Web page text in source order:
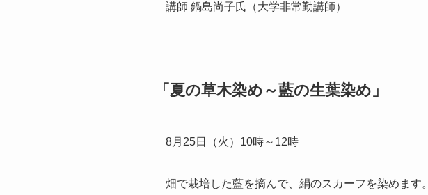
講師 鍋島尚子氏（大学非常勤講師）
「夏の草木染め～藍の生葉染め」
8月25日（火）10時～12時
畑で栽培した藍を摘んで、絹のスカーフを染めます。